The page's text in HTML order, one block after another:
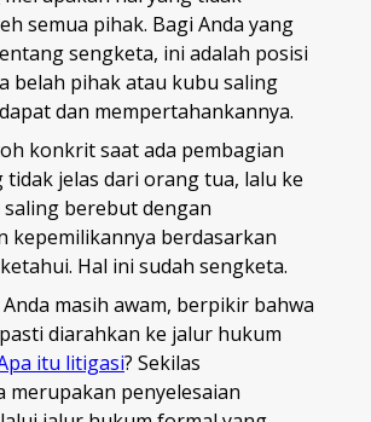
semua pihak. Bagi Anda yang
sengketa, ini adalah posisi
belah pihak atau kubu saling
dan mempertahankannya.
konkrit saat ada pembagian
tidak jelas dari orang tua, lalu ke
berebut dengan
kepemilikannya berdasarkan
Hal ini sudah sengketa.
masih awam, berpikir bahwa
diarahkan ke jalur hukum
itu litigasi? Sekilas
merupakan penyelesaian